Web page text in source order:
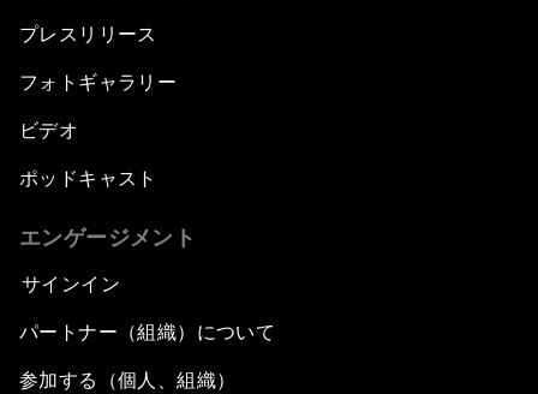
プレスリリース
フォトギャラリー
ビデオ
ポッドキャスト
エンゲージメント
サインイン
パートナー（組織）について
参加する（個人、組織）